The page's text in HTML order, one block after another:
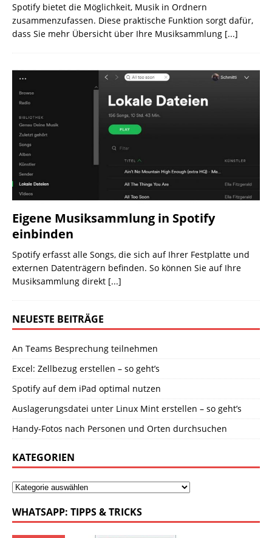
Spotify bietet die Möglichkeit, Musik in Ordnern
zusammenzufassen. Diese praktische Funktion sorgt dafür,
dass Sie mehr Übersicht über Ihre Musiksammlung [...]
Eigene Musiksammlung in Spotify
einbinden
Spotify erfasst alle Songs, die sich auf Ihrer Festplatte und
externen Datenträgern befinden. So können Sie auf Ihre
Musiksammlung direkt [...]
NEUESTE BEITRÄGE
An Teams Besprechung teilnehmen
Excel: Zellbezug erstellen – so geht’s
Spotify auf dem iPad optimal nutzen
Auslagerungsdatei unter Linux Mint erstellen – so geht’s
Handy-Fotos nach Personen und Orten durchsuchen
KATEGORIEN
WHATSAPP: TIPPS & TRICKS